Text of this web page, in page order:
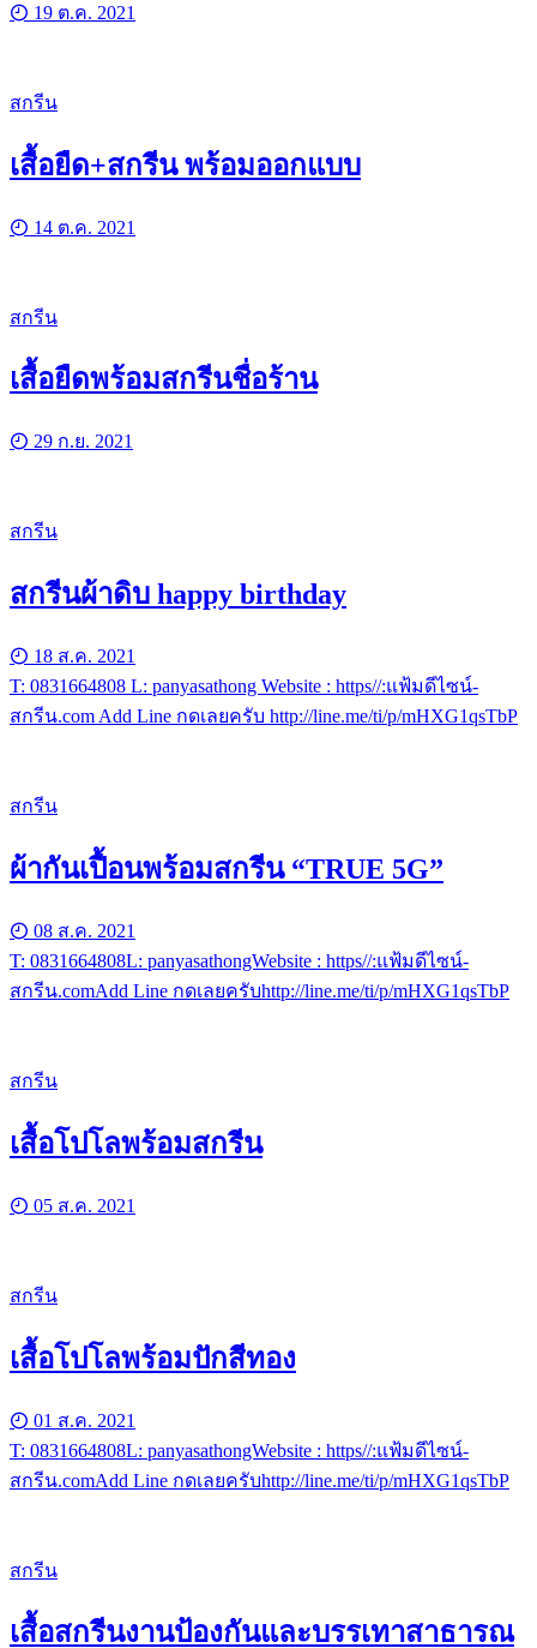
19 ต.ค. 2021
สกรีน
เสื้อยืด+สกรีน พร้อมออกแบบ
14 ต.ค. 2021
สกรีน
เสื้อยืดพร้อมสกรีนชื่อร้าน
29 ก.ย. 2021
สกรีน
สกรีนผ้าดิบ happy birthday
18 ส.ค. 2021
T: 0831664808 L: panyasathong Website : https//:แฟ้มดีไซน์-
สกรีน.com Add Line กดเลยครับ http://line.me/ti/p/mHXG1qsTbP
สกรีน
ผ้ากันเปื้อนพร้อมสกรีน “TRUE 5G”
08 ส.ค. 2021
T: 0831664808L: panyasathongWebsite : https//:แฟ้มดีไซน์-
สกรีน.comAdd Line กดเลยครับhttp://line.me/ti/p/mHXG1qsTbP
สกรีน
เสื้อโปโลพร้อมสกรีน
05 ส.ค. 2021
สกรีน
เสื้อโปโลพร้อมปักสีทอง
01 ส.ค. 2021
T: 0831664808L: panyasathongWebsite : https//:แฟ้มดีไซน์-
สกรีน.comAdd Line กดเลยครับhttp://line.me/ti/p/mHXG1qsTbP
สกรีน
เสื้อสกรีนงานป้องกันและบรรเทาสาธารณ